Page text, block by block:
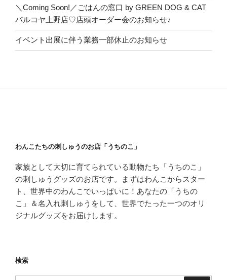
＼Coming Soon!／ごはんの窓口 by GREEN DOG & CAT
パルコヤ上野店♡店頭オーダー会のお知らせ♪
イベント出展に伴う業務一部休止のお知らせ
わんこたちの刺しゅうのお店「うちのこ」
家族として大切に育てられている動物たち「うちのこ」
の刺しゅうグッズのお店です。まずはわんこからスター
ト、世界中のわんこでいっぱいに！あなたの「うちの
こ」＆名入れ刺しゅうをして、世界でたった一つのオリ
ジナルグッズをお届けします。
検索